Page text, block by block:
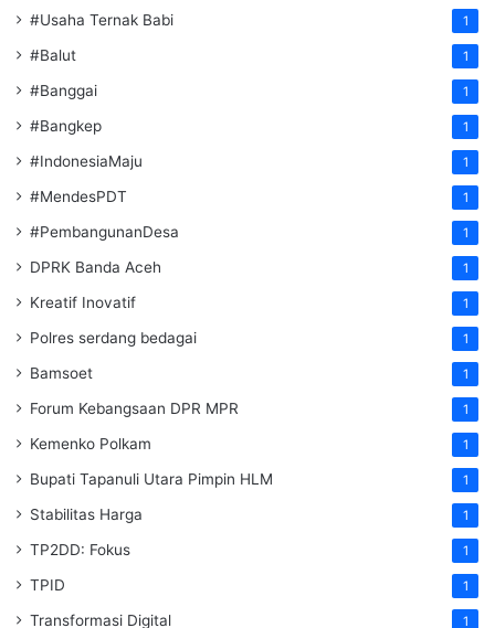
#Usaha Ternak Babi 1
#Balut 1
#Banggai 1
#Bangkep 1
#IndonesiaMaju 1
#MendesPDT 1
#PembangunanDesa 1
DPRK Banda Aceh 1
Kreatif Inovatif 1
Polres serdang bedagai 1
Bamsoet 1
Forum Kebangsaan DPR MPR 1
Kemenko Polkam 1
‎Bupati Tapanuli Utara Pimpin HLM 1
Stabilitas Harga 1
TP2DD: Fokus 1
TPID 1
Transformasi Digital 1